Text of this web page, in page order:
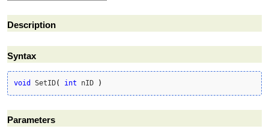
Description
Syntax
void SetID( int nID )
Parameters